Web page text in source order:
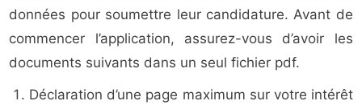
données pour soumettre leur candidature. Avant de
commencer l’application, assurez-vous d’avoir les
documents suivants dans un seul fichier pdf.
Déclaration d’une page maximum sur votre intérêt